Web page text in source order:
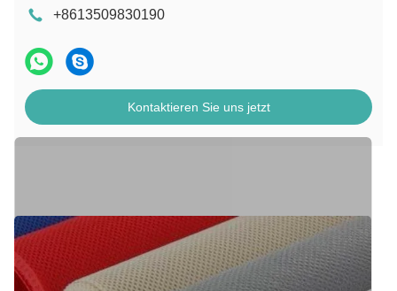
+8613509830190
Kontaktieren Sie uns jetzt